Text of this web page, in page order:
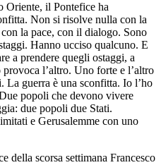
Oriente, il Pontefice ha
Non si risolve nulla con la
la pace, con il dialogo. Sono
Hanno ucciso qualcuno. E
a prendere quegli ostaggi, a
l’altro. Uno forte e l’altro
La guerra è una sconfitta. Io l’ho
popoli che devono vivere
due popoli due Stati.
e Gerusalemme con uno
della scorsa settimana Francesco